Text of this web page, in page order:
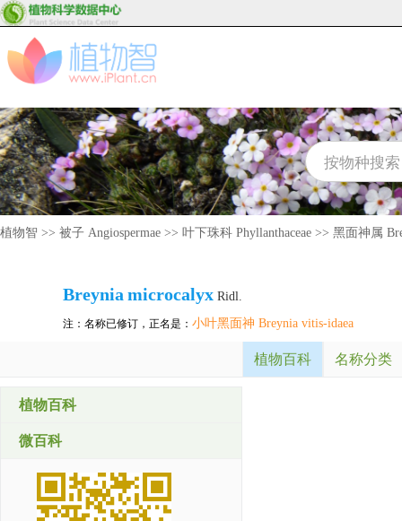
植物智 >> 被子 Angiospermae >> 叶下珠科 Phyllanthaceae >> 黑面神属
Breynia microcalyx Ridl.
注：名称已修订，正名是： 小叶黑面神 Breynia vitis-idaea
植物百科 名称分类
植物百科
微百科